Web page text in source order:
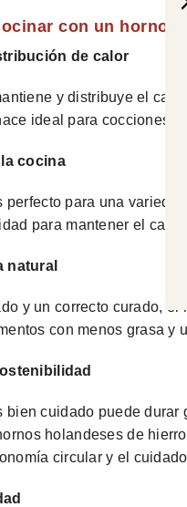
con un horno
de calor
y distribuye el
ideal para cocciones
cocina
perfecto para una
para mantener el
natural
y un correcto curado,
con menos grasa y
bien cuidado puede
holandeses de
circular y el